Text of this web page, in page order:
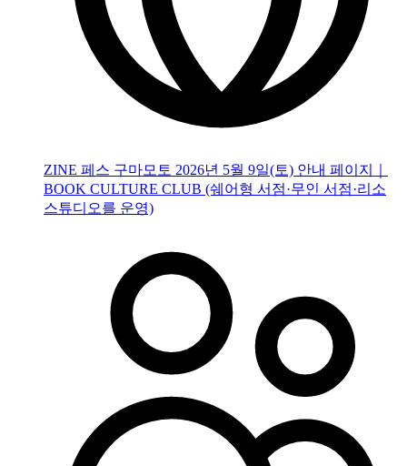
ZINE 페스 구마모토 2026년 5월 9일(토) 안내 페이지｜
BOOK CULTURE CLUB (쉐어형 서점·무인 서점·리소
스튜디오를 운영)